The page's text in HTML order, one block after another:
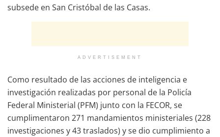
subsede en San Cristóbal de las Casas.
ADVERTISEMENT
Como resultado de las acciones de inteligencia e
investigación realizadas por personal de la Policía
Federal Ministerial (PFM) junto con la FECOR, se
cumplimentaron 271 mandamientos ministeriales (228
investigaciones y 43 traslados) y se dio cumplimiento a